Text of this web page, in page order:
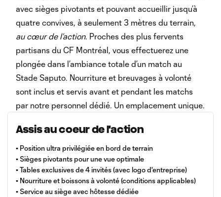
avec sièges pivotants et pouvant accueillir jusqu’à
quatre convives, à seulement 3 mètres du terrain,
au cœur de l’action. Proches des plus fervents
partisans du CF Montréal, vous effectuerez une
plongée dans l’ambiance totale d’un match au
Stade Saputo. Nourriture et breuvages à volonté
sont inclus et servis avant et pendant les matchs
par notre personnel dédié. Un emplacement unique.
Assis au coeur de l'action
▪️ Position ultra privilégiée en bord de terrain
▪️ Sièges pivotants pour une vue optimale
▪️ Tables exclusives de 4 invités (avec logo d'entreprise)
▪️ Nourriture et boissons à volonté (conditions applicables)
▪️ Service au siège avec hôtesse dédiée